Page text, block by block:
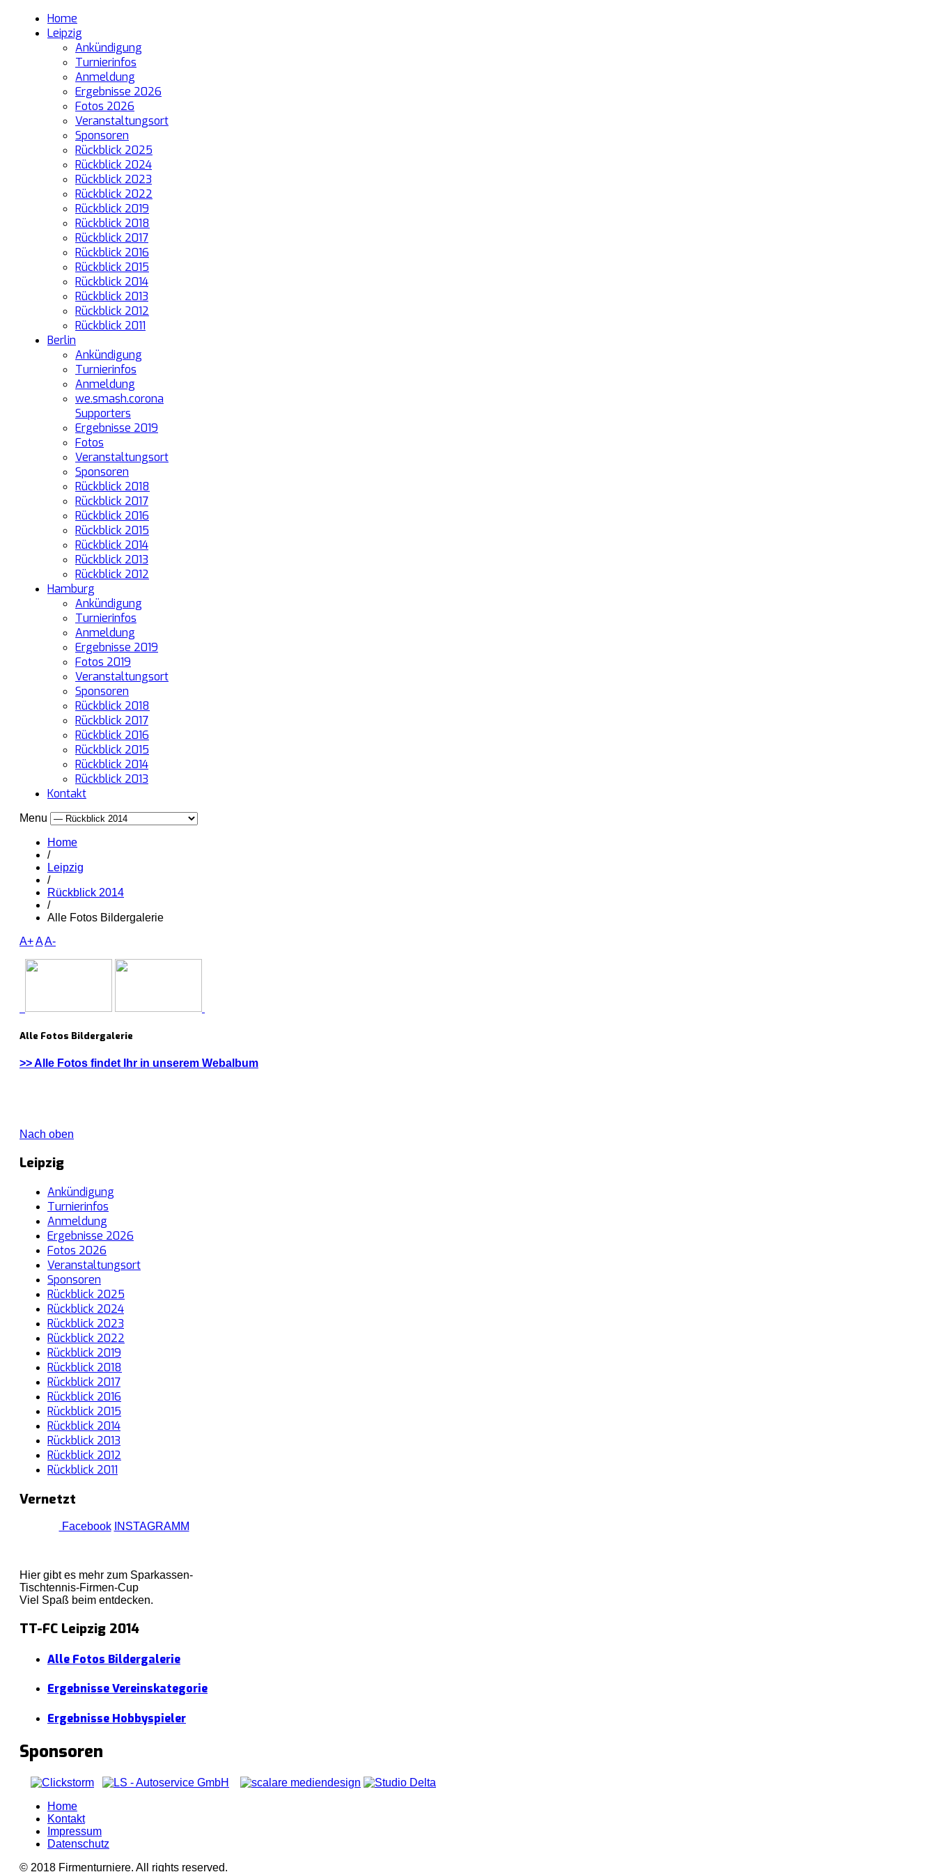
Home
Leipzig
Ankündigung
Turnierinfos
Anmeldung
Ergebnisse 2026
Fotos 2026
Veranstaltungsort
Sponsoren
Rückblick 2025
Rückblick 2024
Rückblick 2023
Rückblick 2022
Rückblick 2019
Rückblick 2018
Rückblick 2017
Rückblick 2016
Rückblick 2015
Rückblick 2014
Rückblick 2013
Rückblick 2012
Rückblick 2011
Berlin
Ankündigung
Turnierinfos
Anmeldung
we.smash.corona
Supporters
Ergebnisse 2019
Fotos
Veranstaltungsort
Sponsoren
Rückblick 2018
Rückblick 2017
Rückblick 2016
Rückblick 2015
Rückblick 2014
Rückblick 2013
Rückblick 2012
Hamburg
Ankündigung
Turnierinfos
Anmeldung
Ergebnisse 2019
Fotos 2019
Veranstaltungsort
Sponsoren
Rückblick 2018
Rückblick 2017
Rückblick 2016
Rückblick 2015
Rückblick 2014
Rückblick 2013
Kontakt
Menu
Home
/
Leipzig
/
Rückblick 2014
/
Alle Fotos Bildergalerie
A+AA-
Alle Fotos Bildergalerie
>> Alle Fotos findet Ihr in unserem Webalbum
Nach oben
Leipzig
Ankündigung
Turnierinfos
Anmeldung
Ergebnisse 2026
Fotos 2026
Veranstaltungsort
Sponsoren
Rückblick 2025
Rückblick 2024
Rückblick 2023
Rückblick 2022
Rückblick 2019
Rückblick 2018
Rückblick 2017
Rückblick 2016
Rückblick 2015
Rückblick 2014
Rückblick 2013
Rückblick 2012
Rückblick 2011
Vernetzt
Facebook INSTAGRAMM
Hier gibt es mehr zum Sparkassen-
Tischtennis-Firmen-Cup
Viel Spaß beim entdecken.
TT-FC Leipzig 2014
Alle Fotos Bildergalerie
Ergebnisse Vereinskategorie
Ergebnisse Hobbyspieler
Sponsoren
Home
Kontakt
Impressum
Datenschutz
© 2018 Firmenturniere. All rights reserved.